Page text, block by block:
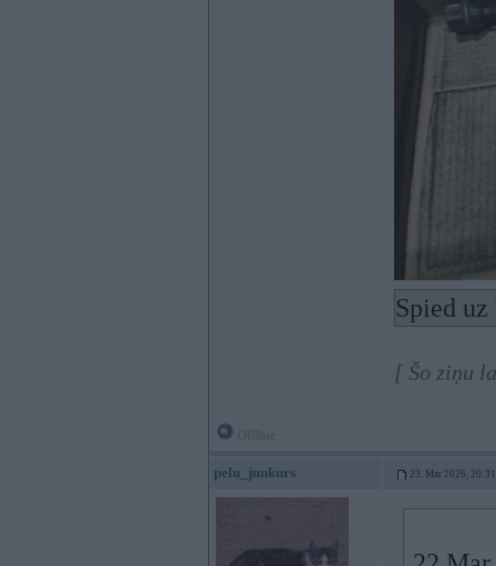
Spied
[ Šo ziņu
pelu_junkurs 23. Mar 2026, 20:31